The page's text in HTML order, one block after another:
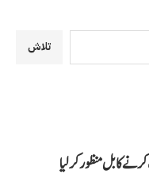
تلاش
کا بل منظور کرلیا